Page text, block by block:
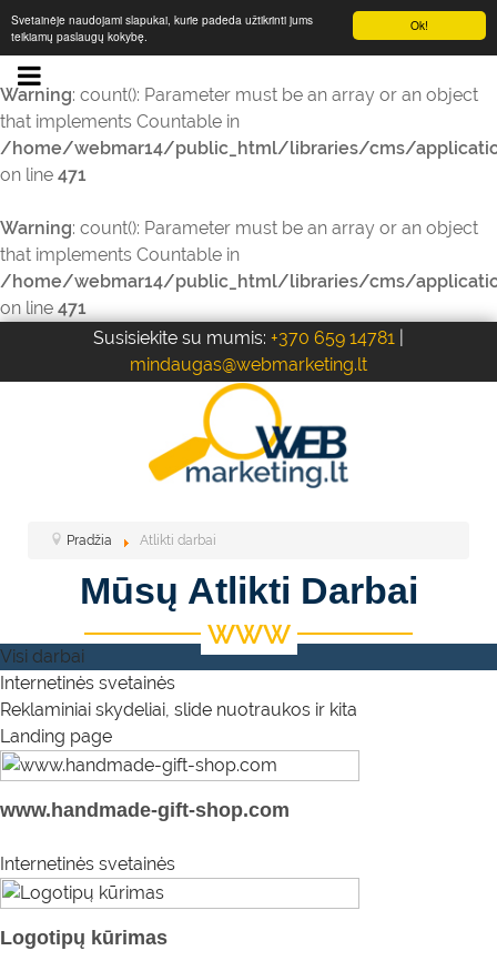
Ok!
Svetainėje naudojami slapukai, kurie padeda užtikrinti jums
teikiamų paslaugų kokybę.
Warning: count(): Parameter must be an array or an object
that implements Countable in
/home/webmar14/public_html/libraries/cms/
on line 471
Warning: count(): Parameter must be an array or an object
that implements Countable in
/home/webmar14/public_html/libraries/cms/
on line 471
Susisiekite su mumis: +370 659 14781
Pradžia Atlikti darbai
Mūsų Atlikti Darbai
Visi darbai
Internetinės svetainės
Reklaminiai skydeliai, slide nuotraukos ir kita
Landing page
www.handmade-gift-shop.com
Internetinės svetainės
Logotipų kūrimas